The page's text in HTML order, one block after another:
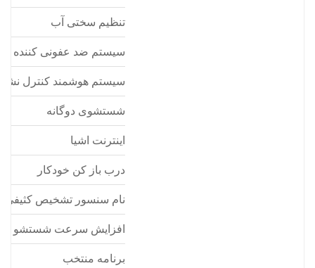
تنظیم سختی آب
سیستم ضد عفونی کننده
سیستم هوشمند کنترل
شستشوی دوگانه
اینترنت اشیا
درب باز کن خودکار
نام سنسور تشخیص کثیفی
افزایش سرعت شستشو
برنامه منتخب